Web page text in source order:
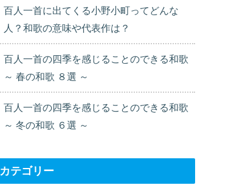
百人一首に出てくる小野小町ってどんな
人？和歌の意味や代表作は？
百人一首の四季を感じることのできる和歌
～ 春の和歌 ８選 ～
百人一首の四季を感じることのできる和歌
～ 冬の和歌 ６選 ～
カテゴリー